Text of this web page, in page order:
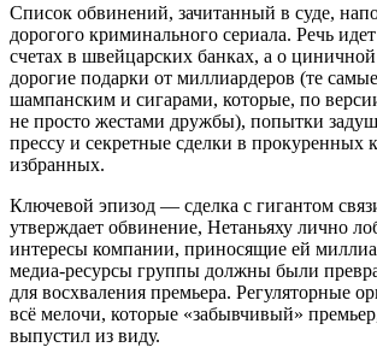
Список обвинений, зачитанный в суде,
дорогого криминального сериала. Речь
счетах в швейцарских банках, а о
дорогие подарки от миллиардеров (те
шампанским и сигарами, которые, по
не просто жестами дружбы), попытки
прессу и секретные сделки в прокуренных
избранных.
Ключевой эпизод — сделка с гигантом
утверждает обвинение, Нетаньяху лично
интересы компании, приносящие ей
медиа-ресурсы группы должны были
для восхваления премьера. Регуляторные
всё мелочи, которые «забывчивый»
выпустил из виду.